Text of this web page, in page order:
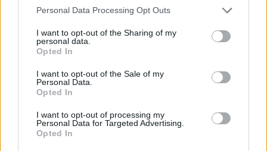
negar su consentimiento. Tenga en cuenta que algún
de su consentimiento, pero usted tiene el derecho de
rechazar tal procesamiento. Sus preferencias se aplicarán
cualquier momento entrando de nuevo en este sitio web o
visitando nuestra política de privacidad.
Personal Data Processing Opt Outs
I want to opt-out of the Sharing of my
personal data.
Opted In
I want to opt-out of the Sale of my
Personal Data.
Opted In
I want to opt-out of processing my
Personal Data for Targeted Advertising.
Opted In